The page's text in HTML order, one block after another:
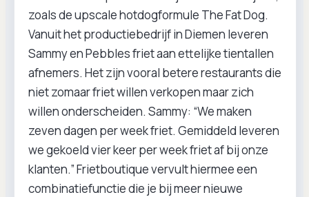
zoals de upscale hotdogformule The Fat Dog.
Vanuit het productiebedrijf in Diemen leveren
Sammy en Pebbles friet aan ettelijke tientallen
afnemers. Het zijn vooral betere restaurants die
niet zomaar friet willen verkopen maar zich
willen onderscheiden. Sammy: “We maken
zeven dagen per week friet. Gemiddeld leveren
we gekoeld vier keer per week friet af bij onze
klanten.” Frietboutique vervult hiermee een
combinatiefunctie die je bij meer nieuwe